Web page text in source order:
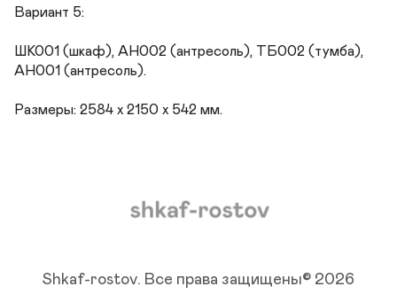
Вариант 5:
ШК001 (шкаф), АН002 (антресоль), ТБ002 (тумба),
АН001 (антресоль).
Размеры: 2584 х 2150 х 542 мм.
Shkaf-rostov. Все права защищены© 2026